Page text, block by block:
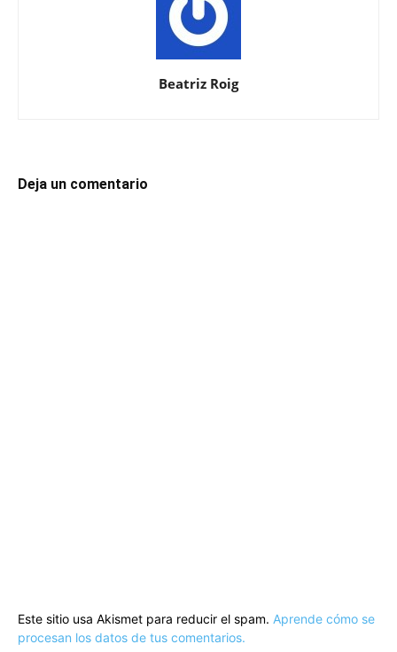
Beatriz Roig
Deja un comentario
Este sitio usa Akismet para reducir el spam. Aprende cómo se
procesan los datos de tus comentarios.